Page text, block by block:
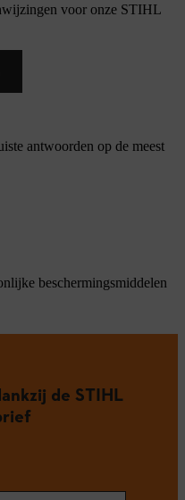
voor onze STIHL
antwoorden op de meest
beschermingsmiddelen
de STIHL